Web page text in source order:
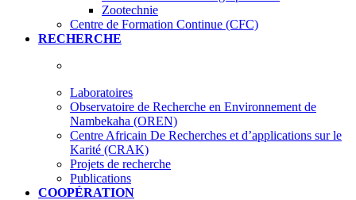
Zootechnie
Centre de Formation Continue (CFC)
RECHERCHE
Laboratoires
Observatoire de Recherche en Environnement de
Nambekaha (OREN)
Centre Africain De Recherches et d’applications sur le
Karité (CRAK)
Projets de recherche
Publications
COOPÉRATION